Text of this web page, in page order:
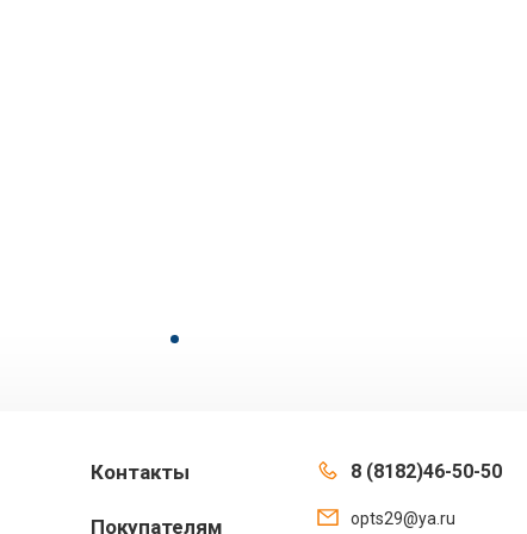
Контакты
Покупателям
8 (8182)46-50-50
opts29@ya.ru